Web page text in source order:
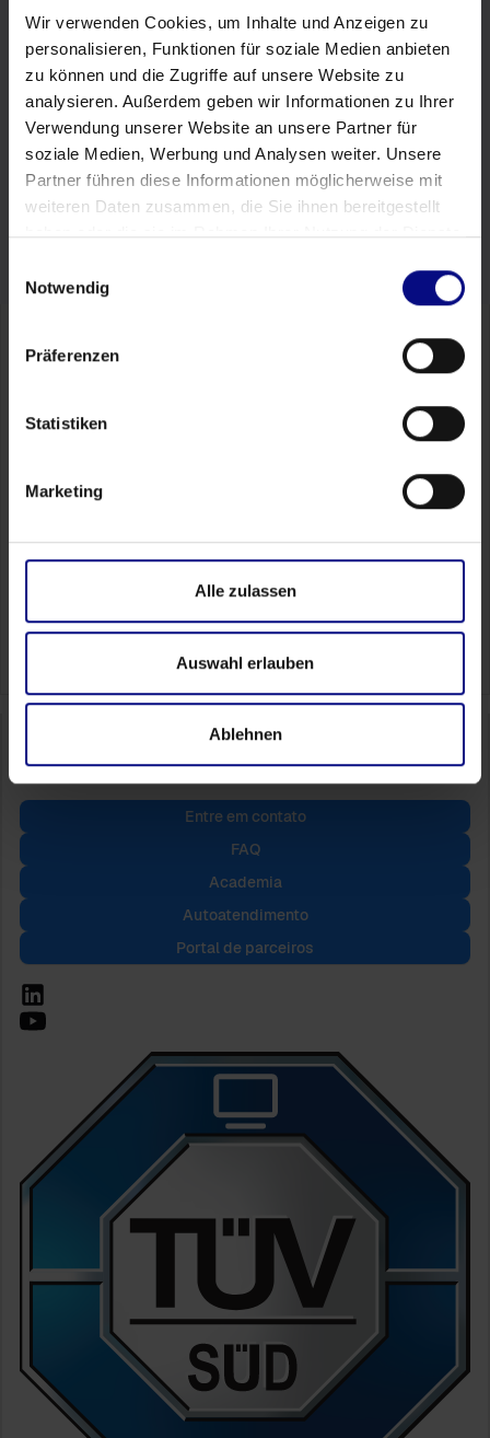
Wir verwenden Cookies, um Inhalte und Anzeigen zu
personalisieren, Funktionen für soziale Medien anbieten
zu können und die Zugriffe auf unsere Website zu
analysieren. Außerdem geben wir Informationen zu Ihrer
Verwendung unserer Website an unsere Partner für
soziale Medien, Werbung und Analysen weiter. Unsere
Partner führen diese Informationen möglicherweise mit
weiteren Daten zusammen, die Sie ihnen bereitgestellt
haben oder die sie im Rahmen Ihrer Nutzung der Dienste
Notwendig
Präferenzen
Statistiken
Marketing
Alle zulassen
Auswahl erlauben
Ablehnen
saber quando lançarmos essa ferramenta
revolucionária! Assine nosso boletim informativo para
receber atualizações exclusivas, acesso a recursos de
lançamento antecipado e recursos interessantes para
maximizar sua excelência operacional.
Cadastre-se agora
potencial de economia
em
Vamos conversar brevemente, sem compromisso,
Entre em contato
FAQ
Academia
Autoatendimento
Portal de parceiros